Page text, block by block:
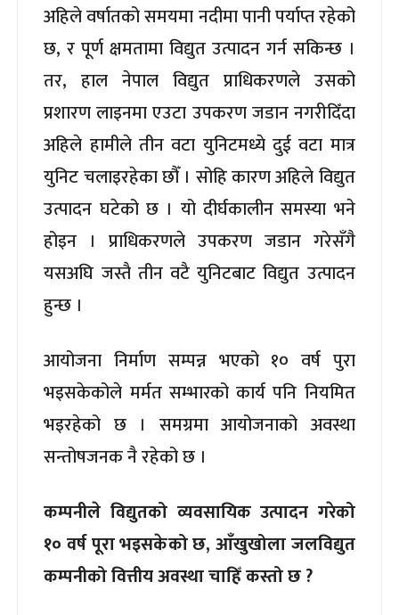
अहिले वर्षातको समयमा नदीमा पानी पर्याप्त रहेको
छ, र पूर्ण क्षमतामा विद्युत उत्पादन गर्न सकिन्छ ।
तर, हाल नेपाल विद्युत प्राधिकरणले उसको
प्रशारण लाइनमा एउटा उपकरण जडान नगरीदिँदा
अहिले हामीले तीन वटा युनिटमध्ये दुई वटा मात्र
युनिट चलाइरहेका छौँ । सोहि कारण अहिले विद्युत
उत्पादन घटेको छ । यो दीर्घकालीन समस्या भने
होइन । प्राधिकरणले उपकरण जडान गरेसँगै
यसअघि जस्तै तीन वटै युनिटबाट विद्युत उत्पादन
हुन्छ ।
आयोजना निर्माण सम्पन्न भएको १० वर्ष पुरा
भइसकेकोले मर्मत सम्भारको कार्य पनि नियमित
भइरहेको छ । समग्रमा आयोजनाको अवस्था
सन्तोषजनक नै रहेको छ ।
कम्पनीले विद्युतको व्यवसायिक उत्पादन गरेको
१० वर्ष पूरा भइसकेको छ, आँखुखोला जलविद्युत
कम्पनीको वित्तीय अवस्था चाहिँ कस्तो छ ?